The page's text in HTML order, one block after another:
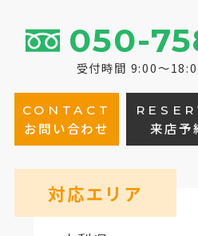
050-
受付時間 9:00～
CONTACT
お問い合わせ 来店予
対応エリア